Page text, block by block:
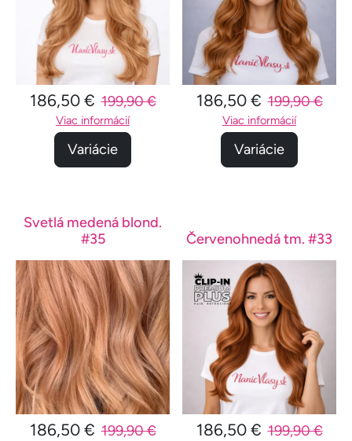
186,50 € 199,90 €
Viac informácií
Variácie
186,50 € 199,90 €
Viac informácií
Variácie
Svetlá medená blond.
#35
186,50 € 199,90 €
Červenohnedá tm. #33
186,50 € 199,90 €